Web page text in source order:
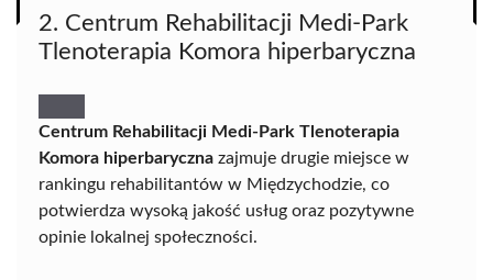
2. Centrum Rehabilitacji Medi-Park
Tlenoterapia Komora hiperbaryczna
Centrum Rehabilitacji Medi-Park Tlenoterapia
Komora hiperbaryczna zajmuje drugie miejsce w
rankingu rehabilitantów w Międzychodzie, co
potwierdza wysoką jakość usług oraz pozytywne
opinie lokalnej społeczności.